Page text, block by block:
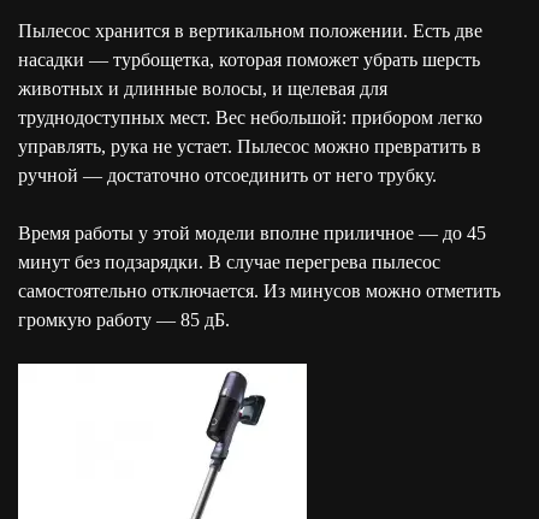
Пылесос хранится в вертикальном положении. Есть две
насадки — турбощетка, которая поможет убрать шерсть
животных и длинные волосы, и щелевая для
труднодоступных мест. Вес небольшой: прибором легко
управлять, рука не устает. Пылесос можно превратить в
ручной — достаточно отсоединить от него трубку.
Время работы у этой модели вполне приличное — до 45
минут без подзарядки. В случае перегрева пылесос
самостоятельно отключается. Из минусов можно отметить
громкую работу — 85 дБ.